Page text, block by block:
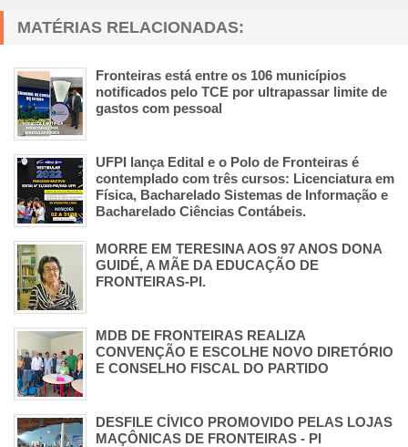
MATÉRIAS RELACIONADAS:
Fronteiras está entre os 106 municípios
notificados pelo TCE por ultrapassar limite de
gastos com pessoal
UFPI lança Edital e o Polo de Fronteiras é
contemplado com três cursos: Licenciatura em
Física, Bacharelado Sistemas de Informação e
Bacharelado Ciências Contábeis.
MORRE EM TERESINA AOS 97 ANOS DONA
GUIDÉ, A MÃE DA EDUCAÇÃO DE
FRONTEIRAS-PI.
MDB DE FRONTEIRAS REALIZA
CONVENÇÃO E ESCOLHE NOVO DIRETÓRIO
E CONSELHO FISCAL DO PARTIDO
DESFILE CÍVICO PROMOVIDO PELAS LOJAS
MAÇÔNICAS DE FRONTEIRAS - PI